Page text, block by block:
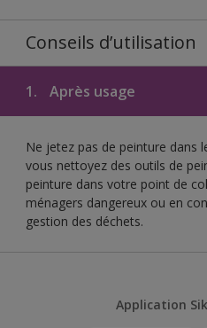
Conseils d’utilisation
1. Après usage
Ne jetez pas de peinture dans
vous nettoyez des outils de
peinture dans votre point de
ménagers dangereux ou en
gestion des déchets.
Application